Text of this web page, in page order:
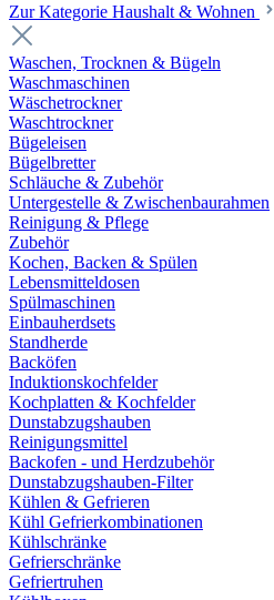
Zur Kategorie Haushalt & Wohnen
Waschen, Trocknen & Bügeln
Waschmaschinen
Wäschetrockner
Waschtrockner
Bügeleisen
Bügelbretter
Schläuche & Zubehör
Untergestelle & Zwischenbaurahmen
Reinigung & Pflege
Zubehör
Kochen, Backen & Spülen
Lebensmitteldosen
Spülmaschinen
Einbauherdsets
Standherde
Backöfen
Induktionskochfelder
Kochplatten & Kochfelder
Dunstabzugshauben
Reinigungsmittel
Backofen - und Herdzubehör
Dunstabzugshauben-Filter
Kühlen & Gefrieren
Kühl Gefrierkombinationen
Kühlschränke
Gefrierschränke
Gefriertruhen